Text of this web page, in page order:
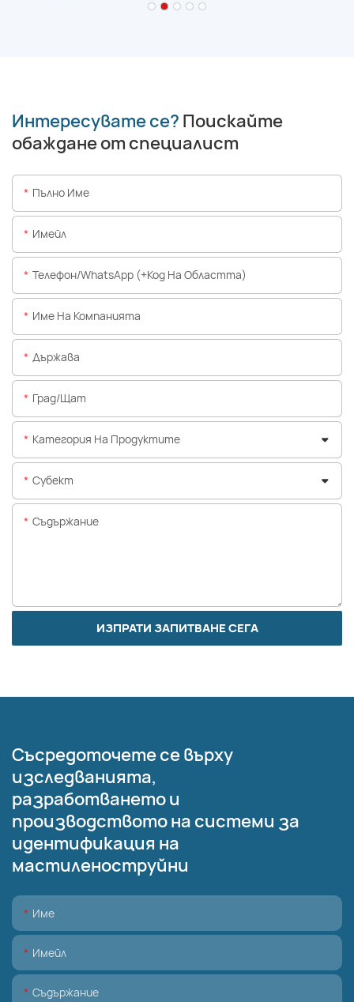
Интересувате се? Поискайте
обаждане от специалист
Пълно Име
Имейл
Телефон/WhatsApp (+Код На Областта)
Име На Компанията
Държава
Град/щат
Категория На Продуктите
Субект
Съдържание
ИЗПРАТИ ЗАПИТВАНЕ СЕГА
Съсредоточете се върху
изследванията,
разработването и
производството на системи за
идентификация на
мастиленоструйни
Име
Имейл
Съдържание